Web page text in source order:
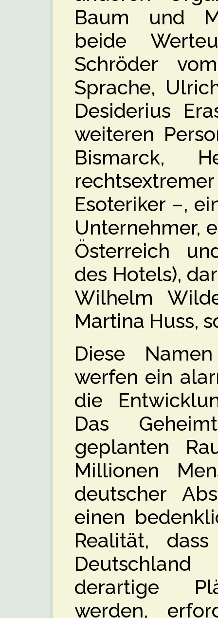
Baum und
beide
Schröder
Sprache,
Desiderius
weiteren
Bismarck,
Esoteriker –,
Unternehmer,
Österreich
des Hotels),
Wilhelm
Martina Huss,
Diese
werfen ein
die
Das
geplanten
Millionen
deutscher
einen
Realität,
derartige
werden,